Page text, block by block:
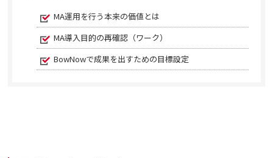
MA運用を行う本来の価値とは
MA導入目的の再確認（ワーク）
BowNowで成果を出すための目標設定